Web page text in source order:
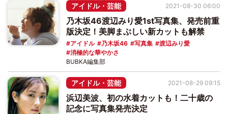
アイドル・芸能
乃木坂46渡辺みり愛1st写真集、発売前重
版決定！美脚まぶしい新カットも解禁
アイドル 乃木坂46 写真集
渡辺みり愛
消極的な華やかさ
2021-08-30 06:00
BUBKA編集部
アイドル・芸能
浜辺美波、初の水着カットも！二十歳の
記念に写真集発売決定
2021-08-29 09:15